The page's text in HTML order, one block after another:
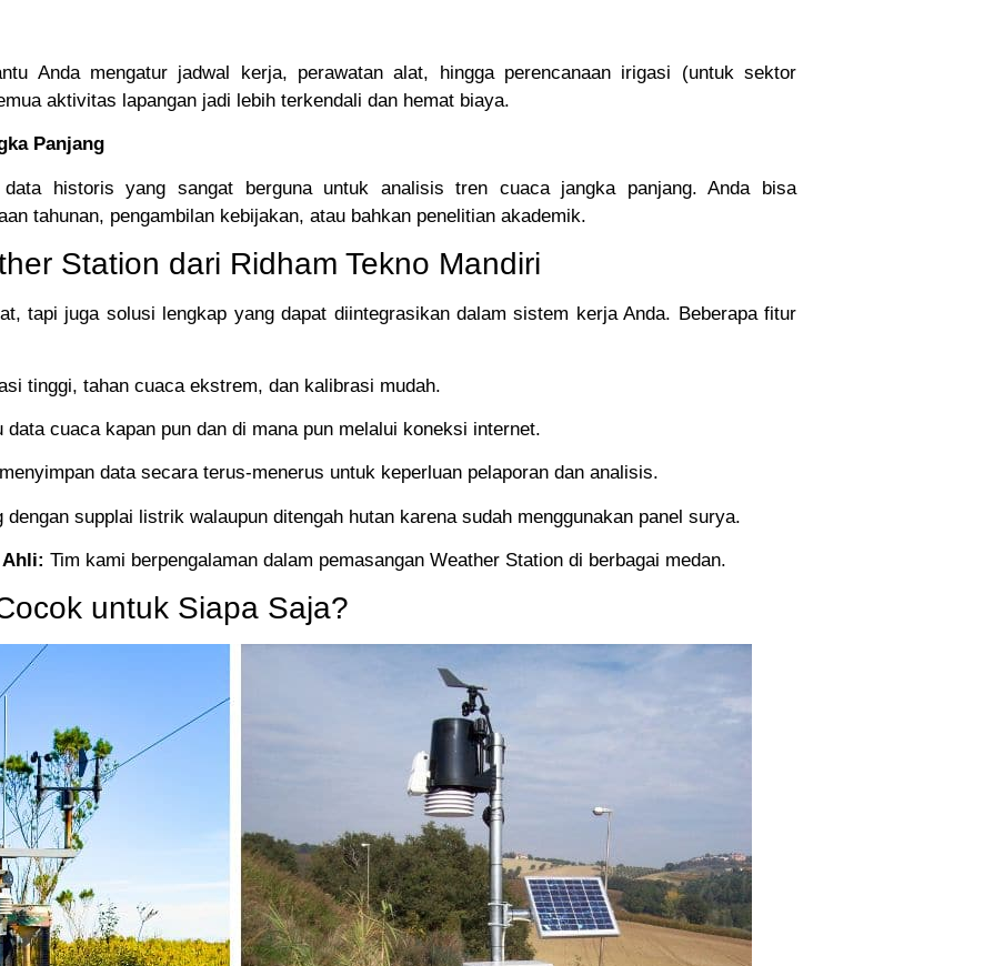
Anda mengatur jadwal kerja, perawatan alat, hingga perencanaan irigasi (untuk sektor
aktivitas lapangan jadi lebih terkendali dan hemat biaya.
Panjang
historis yang sangat berguna untuk analisis tren cuaca jangka panjang. Anda bisa
tahunan, pengambilan kebijakan, atau bahkan penelitian akademik.
Station dari Ridham Tekno Mandiri
tapi juga solusi lengkap yang dapat diintegrasikan dalam sistem kerja Anda. Beberapa fitur
tinggi, tahan cuaca ekstrem, dan kalibrasi mudah.
data cuaca kapan pun dan di mana pun melalui koneksi internet.
data secara terus-menerus untuk keperluan pelaporan dan analisis.
dengan supplai listrik walaupun ditengah hutan karena sudah menggunakan panel surya.
Tim kami berpengalaman dalam pemasangan Weather Station di berbagai medan.
untuk Siapa Saja?